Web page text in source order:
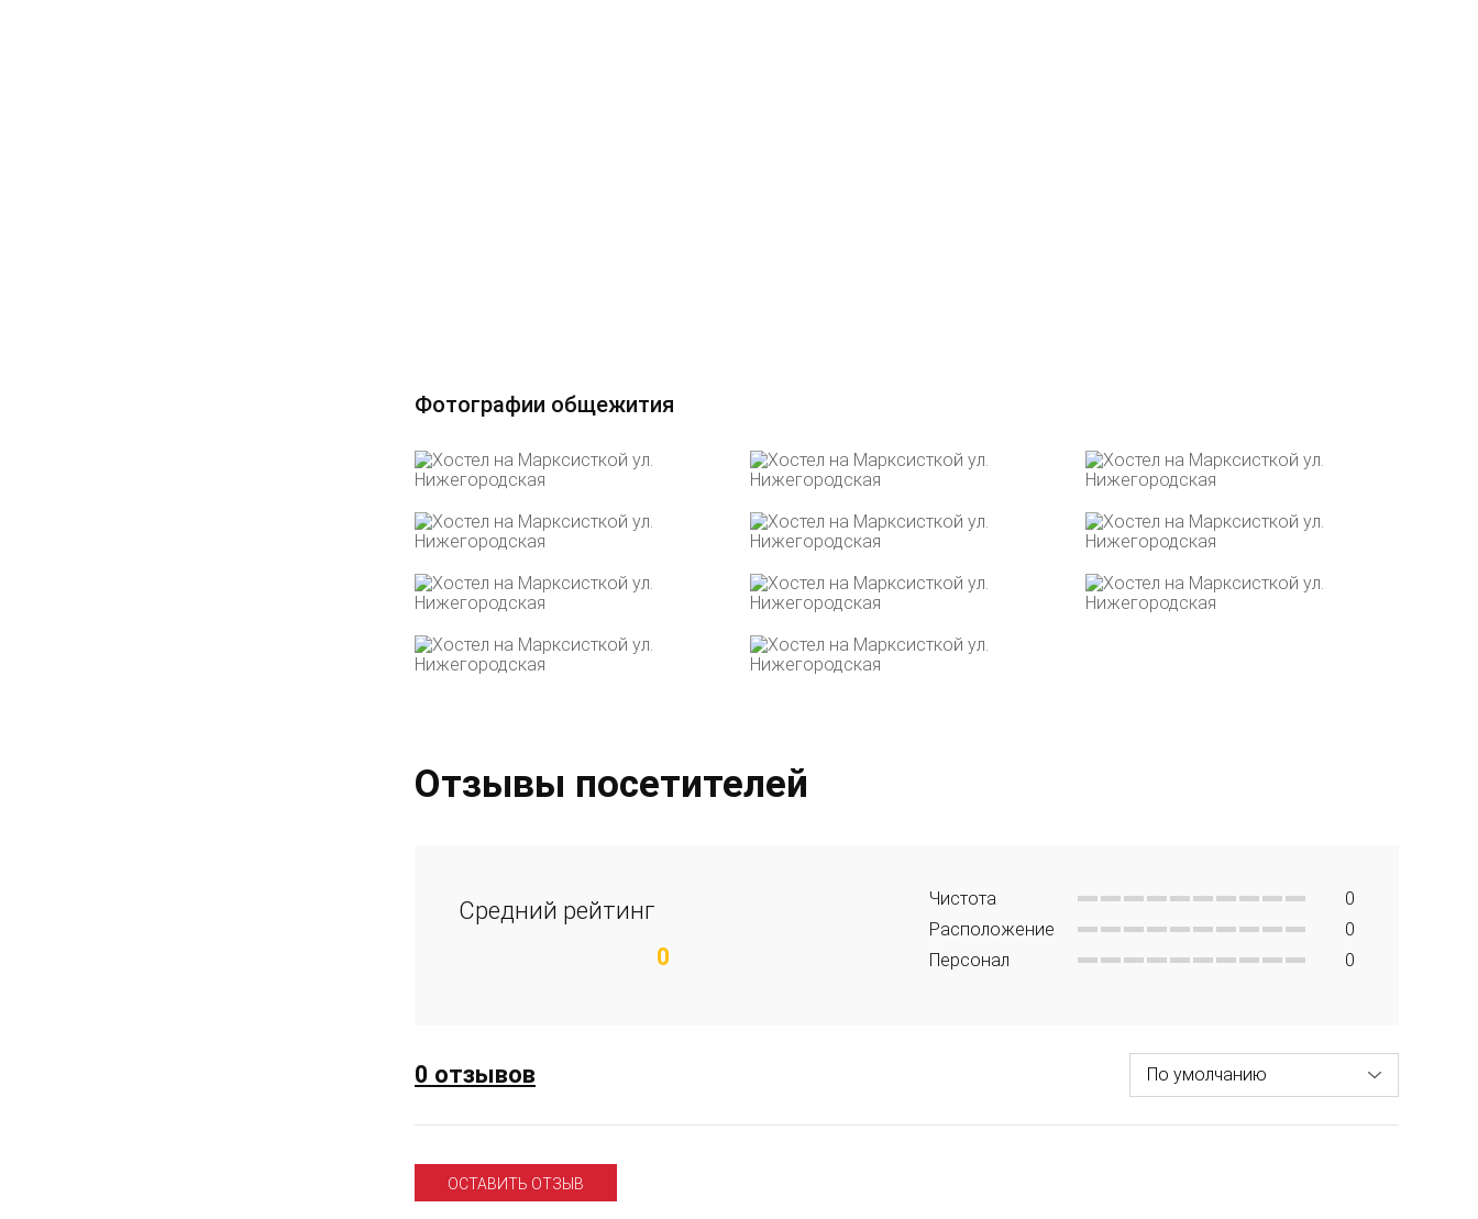
Фотографии общежития
Отзывы посетителей
Средний рейтинг
0
Чистота
0
Расположение
0
Персонал
0
0 отзывов
ОСТАВИТЬ ОТЗЫВ